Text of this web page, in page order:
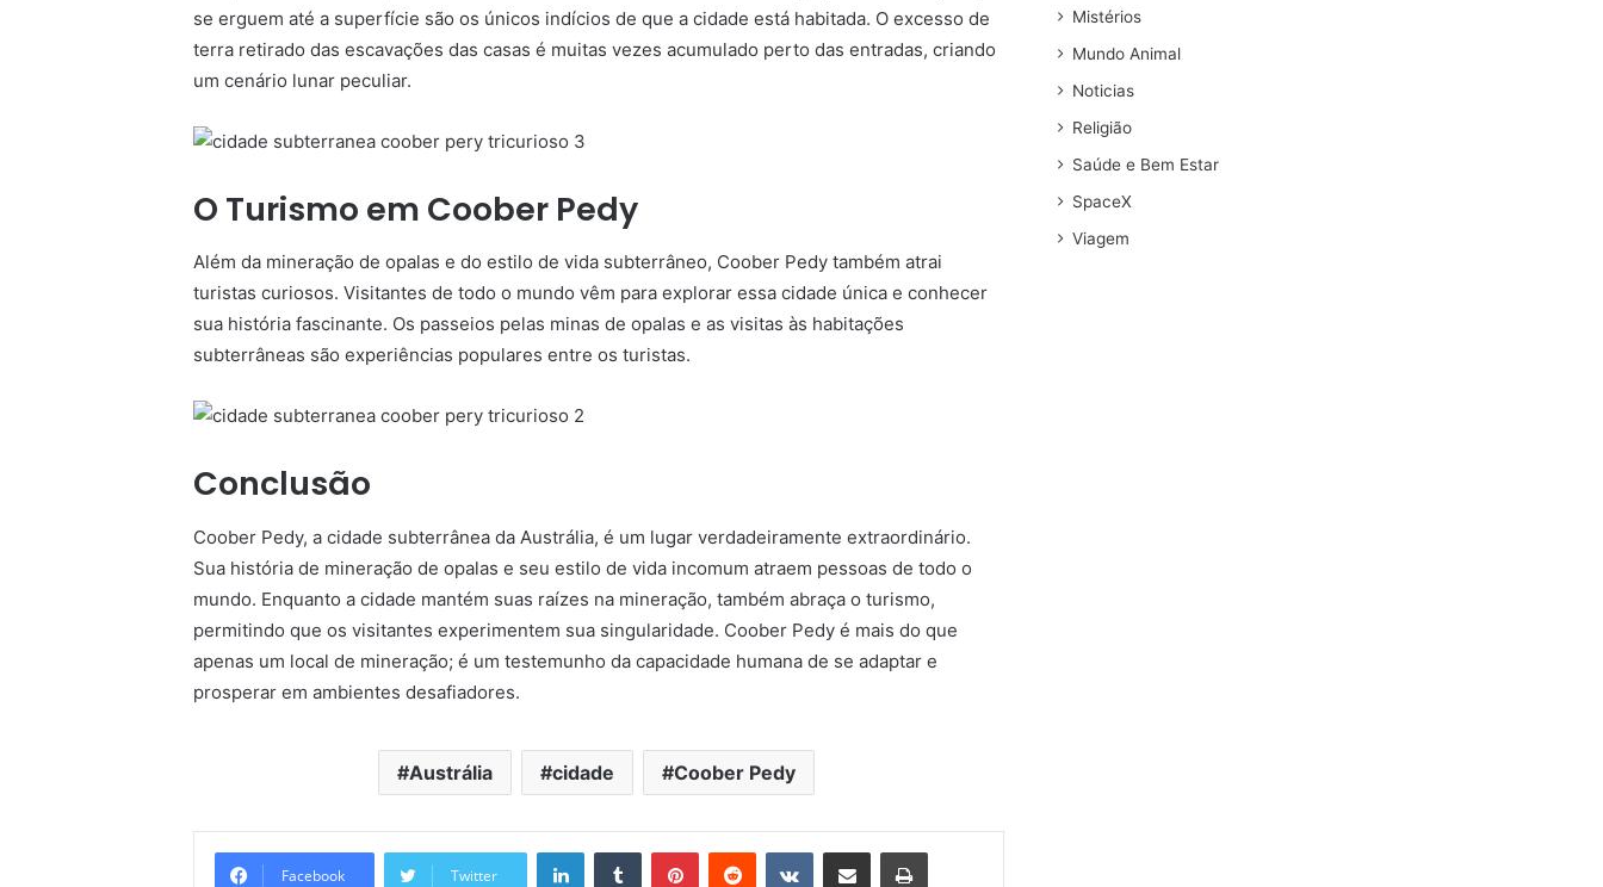
se erguem até a superfície são os únicos indícios de que a cidade está habitada. O excesso de
terra retirado das escavações das casas é muitas vezes acumulado perto das entradas, criando
um cenário lunar peculiar.
O Turismo em Coober Pedy
Além da mineração de opalas e do estilo de vida subterrâneo, Coober Pedy também atrai
turistas curiosos. Visitantes de todo o mundo vêm para explorar essa cidade única e conhecer
sua história fascinante. Os passeios pelas minas de opalas e as visitas às habitações
subterrâneas são experiências populares entre os turistas.
Conclusão
Coober Pedy, a cidade subterrânea da Austrália, é um lugar verdadeiramente extraordinário.
Sua história de mineração de opalas e seu estilo de vida incomum atraem pessoas de todo o
mundo. Enquanto a cidade mantém suas raízes na mineração, também abraça o turismo,
permitindo que os visitantes experimentem sua singularidade. Coober Pedy é mais do que
apenas um local de mineração; é um testemunho da capacidade humana de se adaptar e
prosperar em ambientes desafiadores.
Austrália cidade Coober Pedy
Facebook Twitter
Mistérios
Mundo Animal
Noticias
Religião
Saúde e Bem Estar
SpaceX
Viagem